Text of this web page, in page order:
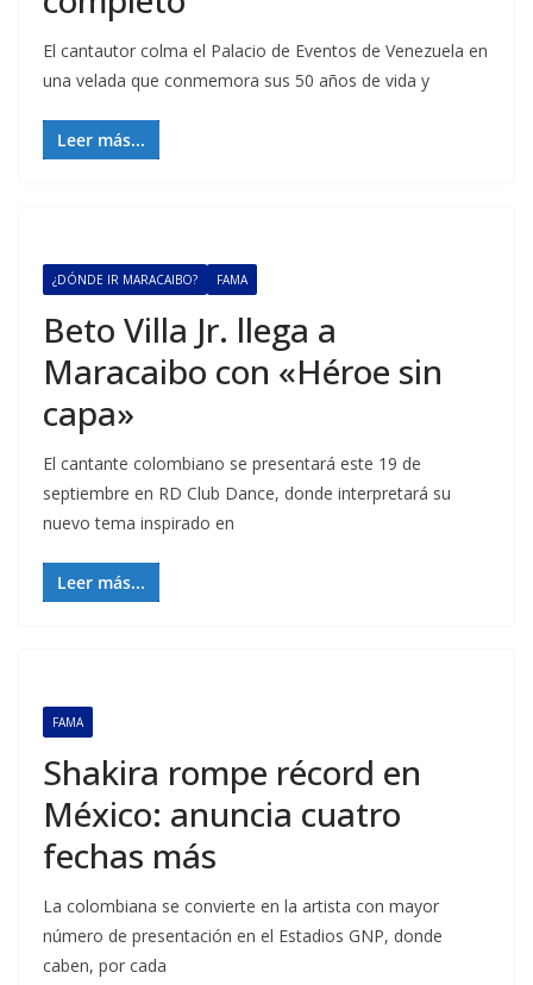
El cantautor colma el Palacio de Eventos de Venezuela en
una velada que conmemora sus 50 años de vida y
Leer más...
¿DÓNDE IR MARACAIBO? FAMA
Beto Villa Jr. llega a
Maracaibo con «Héroe sin
capa»
El cantante colombiano se presentará este 19 de
septiembre en RD Club Dance, donde interpretará su
nuevo tema inspirado en
Leer más...
FAMA
Shakira rompe récord en
México: anuncia cuatro
fechas más
La colombiana se convierte en la artista con mayor
número de presentación en el Estadios GNP, donde
caben, por cada